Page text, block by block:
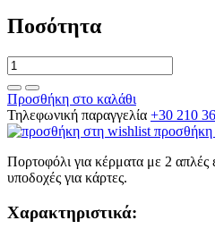
Ποσότητα
Προσθήκη στο καλάθι
Τηλεφωνική παραγγελία +30 210
Πορτοφόλι για κέρματα με 2 απλές
υποδοχές για κάρτες.
Χαρακτηριστικά: